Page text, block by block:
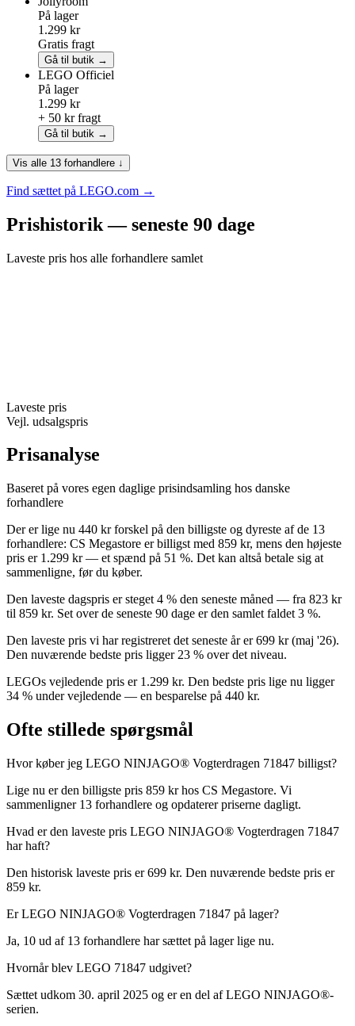
På lager
1.299 kr
Gratis fragt
Gå til butik →
LEGO Officiel
På lager
1.299 kr
+ 50 kr fragt
Gå til butik →
Vis alle 13 forhandlere ↓
Find sættet på LEGO.com →
Prishistorik — seneste 90 dage
Laveste pris hos alle forhandlere samlet
Laveste pris
Vejl. udsalgspris
Prisanalyse
Baseret på vores egen daglige prisindsamling hos danske
forhandlere
Der er lige nu 440 kr forskel på den billigste og dyreste af de 13
forhandlere: CS Megastore er billigst med 859 kr, mens den højeste
pris er 1.299 kr — et spænd på 51 %. Det kan altså betale sig at
sammenligne, før du køber.
Den laveste dagspris er steget 4 % den seneste måned — fra 823 kr
til 859 kr. Set over de seneste 90 dage er den samlet faldet 3 %.
Den laveste pris vi har registreret det seneste år er 699 kr (maj '26).
Den nuværende bedste pris ligger 23 % over det niveau.
LEGOs vejledende pris er 1.299 kr. Den bedste pris lige nu ligger
34 % under vejledende — en besparelse på 440 kr.
Ofte stillede spørgsmål
Hvor køber jeg LEGO NINJAGO® Vogterdragen 71847 billigst?
Lige nu er den billigste pris 859 kr hos CS Megastore. Vi
sammenligner 13 forhandlere og opdaterer priserne dagligt.
Hvad er den laveste pris LEGO NINJAGO® Vogterdragen 71847
har haft?
Den historisk laveste pris er 699 kr. Den nuværende bedste pris er
859 kr.
Er LEGO NINJAGO® Vogterdragen 71847 på lager?
Ja, 10 ud af 13 forhandlere har sættet på lager lige nu.
Hvornår blev LEGO 71847 udgivet?
Sættet udkom 30. april 2025 og er en del af LEGO NINJAGO®-
serien.